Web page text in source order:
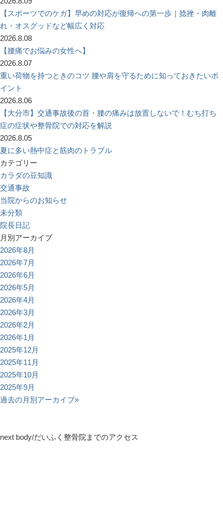
【スポーツでのケガ】早めの対応が復帰への第一歩｜捻挫・肉離
れ・オスグッドなど幅広く対応
2026.8.08
【腰痛でお悩みの女性へ】
2026.8.07
重い荷物を持つときのコツ 腰や肩を守るために知っておきたいポ
イント
2026.8.06
【大分市】交通事故後の首・腰の痛みは放置しないで！むち打ち
症の症状や整骨院での対応を解説
2026.8.05
夏に多い熱中症と筋肉のトラブル
カテゴリー
カラダの豆知識
交通事故
当院からのお知らせ
未分類
院長日記
月別アーカイブ
2026年8月
2026年7月
2026年6月
2026年5月
2026年4月
2026年3月
2026年2月
2026年1月
2025年12月
2025年11月
2025年10月
2025年9月
過去の月別アーカイブ»
next body/だいふく整骨院までのアクセス